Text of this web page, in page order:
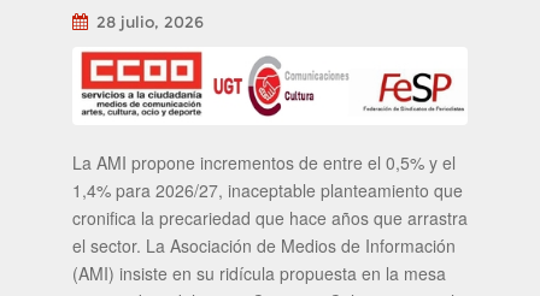
28 julio, 2026
La AMI propone incrementos de entre el 0,5% y el
1,4% para 2026/27, inaceptable planteamiento que
cronifica la precariedad que hace años que arrastra
el sector. La Asociación de Medios de Información
(AMI) insiste en su ridícula propuesta en la mesa